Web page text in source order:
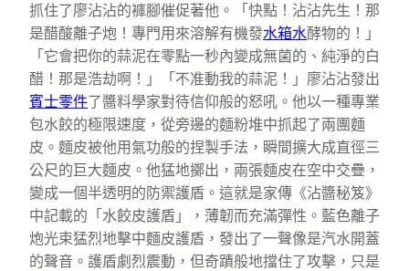
抓住了廖沾沾的褲腳催促著他。「快點！沾沾先生！那
是醋酸離子炮！專門用來溶解有機發水箱水酵物的！」
「它會把你的蒜泥在零點一秒內變成無菌的、純淨的白
醋！那是浩劫啊！」「不准動我的蒜泥！」廖沾沾發出
賓士零件了醬料學家對待信仰般的怒吼。他以一種專業
包水餃的極限速度，從旁邊的麵粉堆中抓起了兩團麵
皮。麵皮被他用氣功般的捏製手法，瞬間擴大成直徑三
公尺的巨大麵皮。他猛地擲出，兩張麵皮在空中交疊，
變成一個半透明的防禦護盾。這就是家傳《沾醬秘笈》
中記載的「水餃皮護盾」，薄韌而充滿彈性。藍色離子
炮光束猛烈地擊中麵皮護盾，發出了一聲像是汽水開蓋
的聲音。護盾劇烈震動，但奇蹟般地擋住了攻擊，只是